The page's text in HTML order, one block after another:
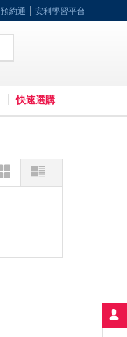
預約通 安利學習平台
快速選購